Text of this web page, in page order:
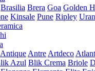
Brasilia Brera Goa Golden
Kinsale Pune Ripley
Antique Antre Artdeco
Azul Blik Crema Briole